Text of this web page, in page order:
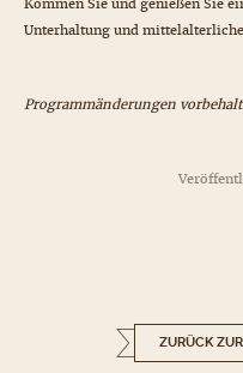
Kommen Sie und genießen Sie
Unterhaltung und
Programmänderungen
ZURÜCK